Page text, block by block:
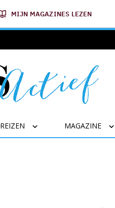
MIJN MAGAZINES LEZEN
REIZEN MAGAZINE